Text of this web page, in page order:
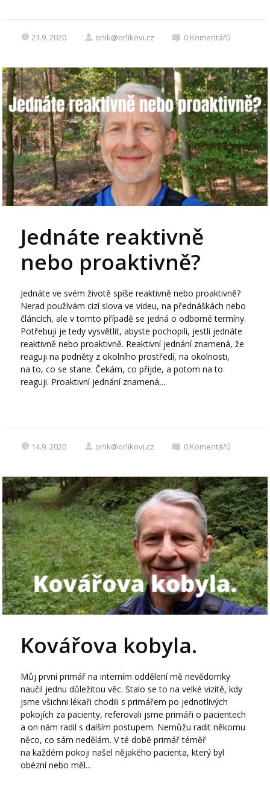
21.9. 2020 orlik@orlikovi.cz 0 Komentářů
Jednáte reaktivně
nebo proaktivně?
Jednáte ve svém životě spíše reaktivně nebo proaktivně?
Nerad používám cizí slova ve videu, na přednáškách nebo
článcích, ale v tomto případě se jedná o odborné termíny.
Potřebuji je tedy vysvětlit, abyste pochopili, jestli jednáte
reaktivně nebo proaktivně. Reaktivní jednání znamená, že
reaguji na podněty z okolního prostředí, na okolnosti,
na to, co se stane. Čekám, co přijde, a potom na to
reaguji. Proaktivní jednání znamená,...
14.9. 2020 orlik@orlikovi.cz 0 Komentářů
Kovářova kobyla.
Můj první primář na interním oddělení mě nevědomky
naučil jednu důležitou věc. Stalo se to na velké vizitě, kdy
jsme všichni lékaři chodili s primářem po jednotlivých
pokojích za pacienty, referovali jsme primáři o pacientech
a on nám radil s dalším postupem. Nemůžu radit někomu
něco, co sám nedělám. V té době primář téměř
na každém pokoji našel nějakého pacienta, který byl
obézní nebo měl...